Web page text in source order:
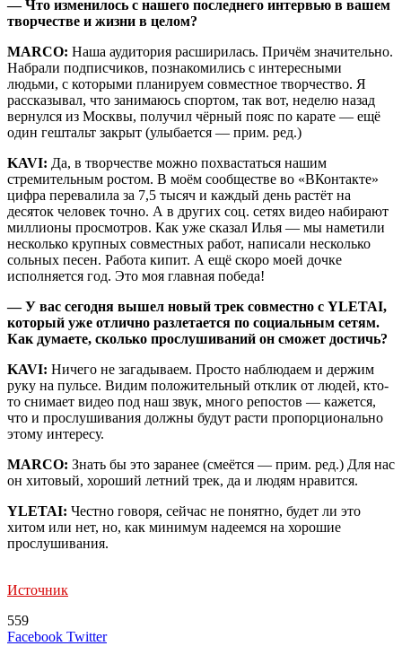
—Что изменилось с нашего последнего интервью в вашем
творчестве и жизни в целом?
MARCO: Наша аудитория расширилась. Причём значительно.
Набрали подписчиков, познакомились с интересными
людьми, с которыми планируем совместное творчество. Я
рассказывал, что занимаюсь спортом, так вот, неделю назад
вернулся из Москвы, получил чёрный пояс по карате — ещё
один гештальт закрыт (улыбается — прим. ред.)
KAVI: Да, в творчестве можно похвастаться нашим
стремительным ростом. В моём сообществе во «ВКонтакте»
цифра перевалила за 7,5 тысяч и каждый день растёт на
десяток человек точно. А в других соц. сетях видео набирают
миллионы просмотров. Как уже сказал Илья — мы наметили
несколько крупных совместных работ, написали несколько
сольных песен. Работа кипит. А ещё скоро моей дочке
исполняется год. Это моя главная победа!
—У вас сегодня вышел новый трек совместно с YLETAI,
который уже отлично разлетается по социальным сетям.
Как думаете, сколько прослушиваний он сможет достичь?
KAVI: Ничего не загадываем. Просто наблюдаем и держим
руку на пульсе. Видим положительный отклик от людей, кто-
то снимает видео под наш звук, много репостов — кажется,
что и прослушивания должны будут расти пропорционально
этому интересу.
MARCO: Знать бы это заранее (смеётся — прим. ред.) Для нас
он хитовый, хороший летний трек, да и людям нравится.
YLETAI: Честно говоря, сейчас не понятно, будет ли это
хитом или нет, но, как минимум надеемся на хорошие
прослушивания.
Источник
559
Facebook TwitterLinkedIn
Tumblr
Reddit
Вконтакте
Одноклассники
Skype
Messenger
Messenger
WhatsApp
Telegram
Viber
Line
Поделиться
Печатать